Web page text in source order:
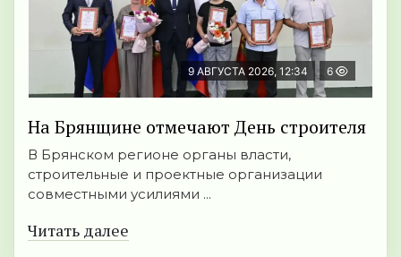
9 АВГУСТА 2026, 12:34 6
На Брянщине отмечают День строителя
В Брянском регионе органы власти,
строительные и проектные организации
совместными усилиями ...
Читать далее